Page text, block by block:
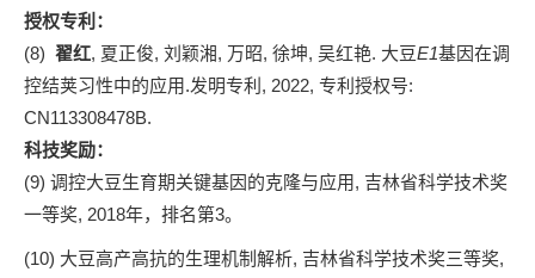
授权专利：
(8) 翟红, 夏正俊, 刘颖湘, 万昭, 徐坤, 吴红艳. 大豆E1基因在调
控结荚习性中的应用.发明专利, 2022, 专利授权号:
CN113308478B.
科技奖励：
(9) 调控大豆生育期关键基因的克隆与应用, 吉林省科学技术奖
一等奖, 2018年，排名第3。
(10) 大豆高产高抗的生理机制解析, 吉林省科学技术奖三等奖,